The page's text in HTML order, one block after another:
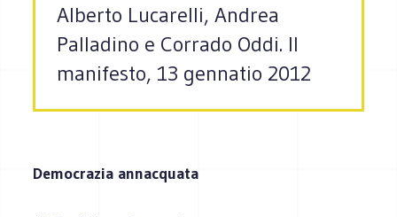
Alberto Lucarelli, Andrea
Palladino e Corrado Oddi. Il
manifesto, 13 gennatio 2012
Democrazia annacquata